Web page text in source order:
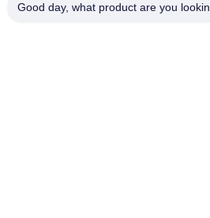
Good day, what product are you